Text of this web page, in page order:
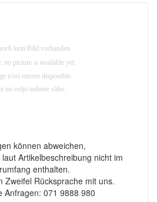
können abweichen,
Artikelbeschreibung nicht im
enthalten.
Zweifel Rücksprache mit uns.
Anfragen: 071 9888 980